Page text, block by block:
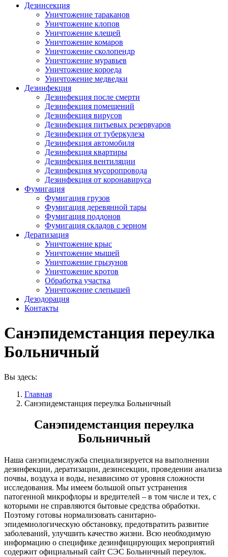
Дезинсекция
Уничтожение тараканов
Уничтожение клопов
Уничтожение клещей
Уничтожение комаров
Уничтожение сколопендр
Уничтожение муравьев
Уничтожение короеда
Уничтожение медведки
Дезинфекция
Дезинфекция после смерти
Дезинфекция помещений
Дезинфекция вирусов
Дезинфекция питьевых резервуаров
Дезинфекция от туберкулеза
Дезинфекция автомобиля
Дезинфекция квартиры
Дезинфекция вентиляции
Дезинфекция мусоропровода
Дезинфекция от коронавируса
Фумигация
Фумигация грузов
Фумигация деревянной тары
Фумигация поддонов
Фумигация складов с зерном
Дератизация
Уничтожение крыс
Уничтожение мышей
Уничтожение грызунов
Уничтожение кротов
Обработка участка
Уничтожение слепышей
Дезодорация
Контакты
Санэпидемстанция переулка
Больничный
Вы здесь:
Главная
Санэпидемстанция переулка Больничный
Санэпидемстанция переулка
Больничный
Наша санэпидемслужба специализируется на выполнении
дезинфекции, дератизации, дезинсекции, проведении анализа
почвы, воздуха и воды, независимо от уровня сложности
исследования. Мы имеем большой опыт устранения
патогенной микрофлоры и вредителей – в том числе и тех, с
которыми не справляются бытовые средства обработки.
Поэтому готовы нормализовать санитарно-
эпидемиологическую обстановку, предотвратить развитие
заболеваний, улучшить качество жизни. Всю необходимую
информацию о специфике дезинфицирующих мероприятий
содержит официальный сайт СЭС Больничный переулок.